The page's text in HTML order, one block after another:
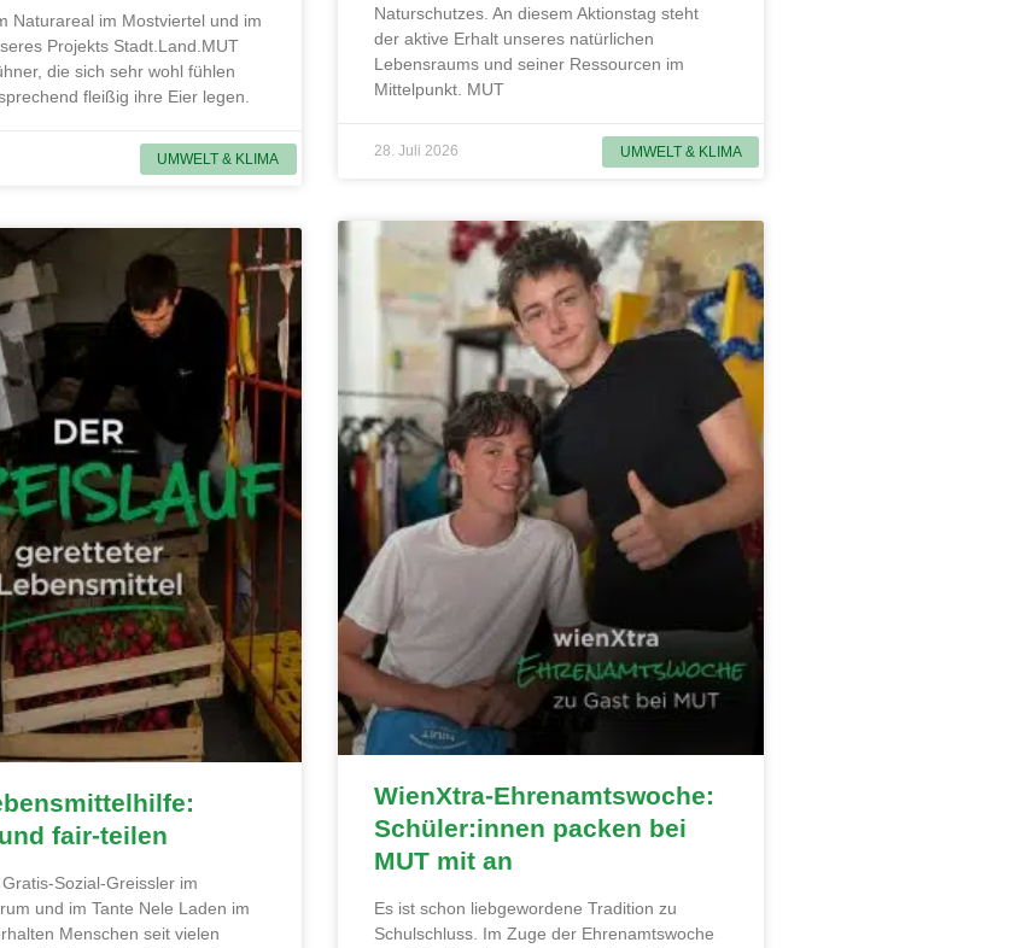
UMWELT & KLIMA
Naturareal im Mostviertel und im
Projekts Stadt.Land.MUT
die sich sehr wohl fühlen
fleißig ihre Eier legen.
UMWELT & KLIMA
Naturschutzes. An diesem Aktionstag steht
der aktive Erhalt unseres natürlichen
Lebensraums und seiner Ressourcen im
Mittelpunkt. MUT
28. Juli 2026
fair-teilen
Sozial-Greissler im
und im Tante Nele Laden im
Menschen seit vielen
WienXtra-Ehrenamtswoche:
Schüler:innen packen bei
MUT mit an
Es ist schon liebgewordene Tradition zu
Schulschluss. Im Zuge der Ehrenamtswoche